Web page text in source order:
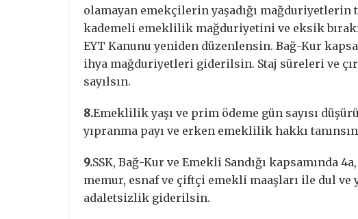
olamayan emekçilerin yaşadığı mağduriyetlerin
kademeli emeklilik mağduriyetini ve eksik
EYT Kanunu yeniden düzenlensin. Bağ-Kur
ihya mağduriyetleri giderilsin. Staj süreleri ve
sayılsın.
8.Emeklilik yaşı ve prim ödeme gün sayısı
yıpranma payı ve erken emeklilik hakkı
9.SSK, Bağ-Kur ve Emekli Sandığı kapsamında
memur, esnaf ve çiftçi emekli maaşları ile dul
adaletsizlik giderilsin.